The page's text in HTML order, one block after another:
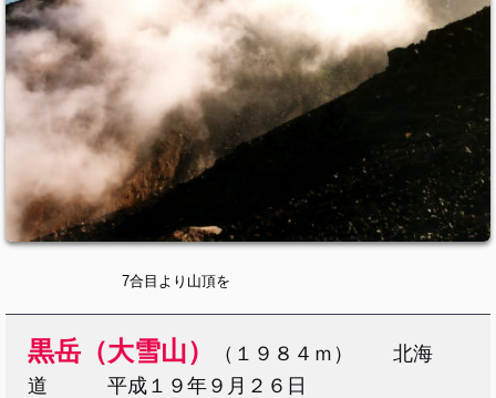
7合目より山頂を
黒岳（大雪山）
（１９８４ｍ） 北海
道 平成１９年９月２６日